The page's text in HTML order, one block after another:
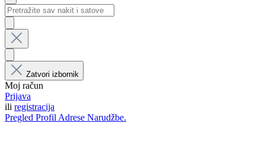
Zatvori izbornik
Moj račun
Prijava
ili registracija
Pregled Profil Adrese Narudžbe.